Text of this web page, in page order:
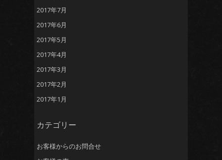
2017年7月
2017年6月
2017年5月
2017年4月
2017年3月
2017年2月
2017年1月
カテゴリー
お客様からのお問合せ